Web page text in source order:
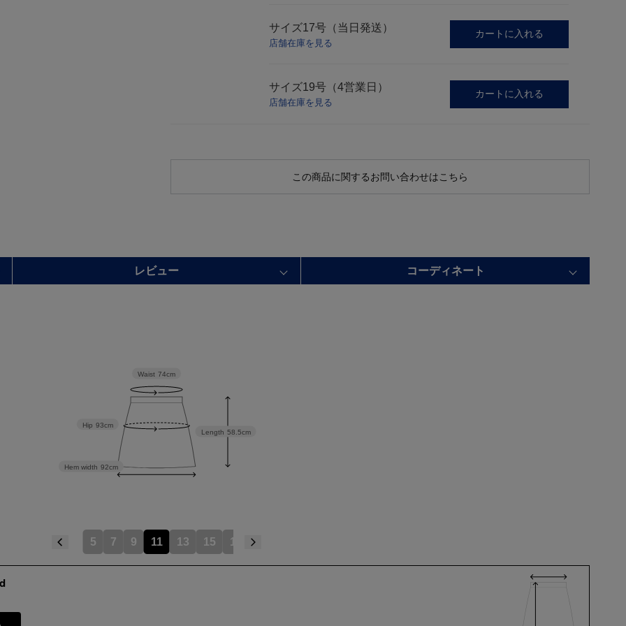
サイズ17号（当日発送）
店舗在庫を見る
カートに入れる
サイズ19号（4営業日）
店舗在庫を見る
カートに入れる
この商品に関するお問い合わせはこちら
レビュー コーディネート
Length 58.5cm
Hem width 92cm
Hip 93cm
Waist 74cm
5 7 9 11 13 15 17